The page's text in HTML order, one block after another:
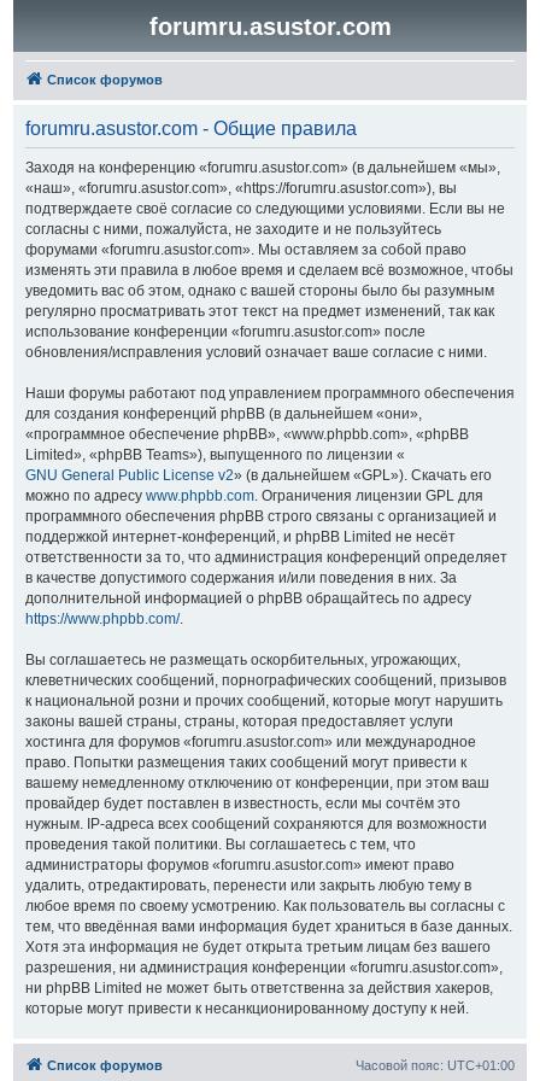
forumru.asustor.com
Список форумов
forumru.asustor.com - Общие правила
Заходя на конференцию «forumru.asustor.com» (в дальнейшем «мы»,
«наш», «forumru.asustor.com», «https://forumru.asustor.com»), вы
подтверждаете своё согласие со следующими условиями. Если вы не
согласны с ними, пожалуйста, не заходите и не пользуйтесь
форумами «forumru.asustor.com». Мы оставляем за собой право
изменять эти правила в любое время и сделаем всё возможное, чтобы
уведомить вас об этом, однако с вашей стороны было бы разумным
регулярно просматривать этот текст на предмет изменений, так как
использование конференции «forumru.asustor.com» после
обновления/исправления условий означает ваше согласие с ними.
Наши форумы работают под управлением программного обеспечения
для создания конференций phpBB (в дальнейшем «они»,
«программное обеспечение phpBB», «www.phpbb.com», «phpBB
Limited», «phpBB Teams»), выпущенного по лицензии «
GNU General Public License v2» (в дальнейшем «GPL»). Скачать его
можно по адресу www.phpbb.com. Ограничения лицензии GPL для
программного обеспечения phpBB строго связаны с организацией и
поддержкой интернет-конференций, и phpBB Limited не несёт
ответственности за то, что администрация конференций определяет
в качестве допустимого содержания и/или поведения в них. За
дополнительной информацией о phpBB обращайтесь по адресу
https://www.phpbb.com/.
Вы соглашаетесь не размещать оскорбительных, угрожающих,
клеветнических сообщений, порнографических сообщений, призывов
к национальной розни и прочих сообщений, которые могут нарушить
законы вашей страны, страны, которая предоставляет услуги
хостинга для форумов «forumru.asustor.com» или международное
право. Попытки размещения таких сообщений могут привести к
вашему немедленному отключению от конференции, при этом ваш
провайдер будет поставлен в известность, если мы сочтём это
нужным. IP-адреса всех сообщений сохраняются для возможности
проведения такой политики. Вы соглашаетесь с тем, что
администраторы форумов «forumru.asustor.com» имеют право
удалить, отредактировать, перенести или закрыть любую тему в
любое время по своему усмотрению. Как пользователь вы согласны с
тем, что введённая вами информация будет храниться в базе данных.
Хотя эта информация не будет открыта третьим лицам без вашего
разрешения, ни администрация конференции «forumru.asustor.com»,
ни phpBB Limited не может быть ответственна за действия хакеров,
которые могут привести к несанкционированному доступу к ней.
Список форумов Часовой пояс: UTC+01:00